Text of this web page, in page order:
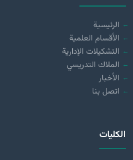
الرئيسية
الأقسام العلمية
التشكيلات الإدارية
الملاك التدريسي
الأخبار
اتصل بنا
الكليات